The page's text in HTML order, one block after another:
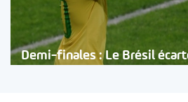
Demi-finales : Le Brésil